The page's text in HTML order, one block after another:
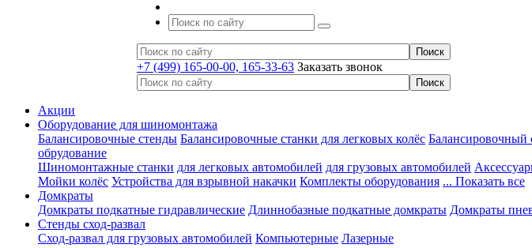
+7 (499) 165-00-00, 165-33-63 Заказать звонок
Акции
Оборудование для шиномонтажа
Балансировочные стенды Балансировочные станки для легковых колёс Балансировочный
обрудование
Шиномонтажные станки для легковых автомобилей для грузовых автомобилей
Мойки колёс Устройства для взрывной накачки Комплекты оборудования ... Показать все
Домкраты
Домкраты подкатные гидравлические Длиннобазные подкатные домкраты Домкраты
Стенды сход-развал
Сход-развал для грузовых автомобилей Компьютерные Лазерные